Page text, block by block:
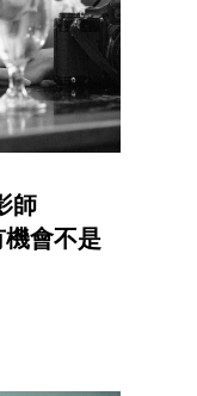
師
會不是